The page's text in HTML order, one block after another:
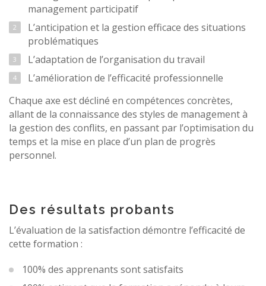
management participatif
L’anticipation et la gestion efficace des situations
problématiques
L’adaptation de l’organisation du travail
L’amélioration de l’efficacité professionnelle
Chaque axe est décliné en compétences concrètes,
allant de la connaissance des styles de management à
la gestion des conflits, en passant par l’optimisation du
temps et la mise en place d’un plan de progrès
personnel.
Des résultats probants
L’évaluation de la satisfaction démontre l’efficacité de
cette formation :
100% des apprenants sont satisfaits